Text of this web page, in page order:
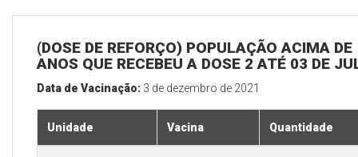
(DOSE DE REFORÇO) POPULAÇÃO ACIMA DE
ANOS QUE RECEBEU A DOSE 2 ATÉ 03 DE
Data de Vacinação: 3 de dezembro de 2021
Unidade Vacina Quantidade